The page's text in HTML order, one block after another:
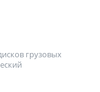
грузовых